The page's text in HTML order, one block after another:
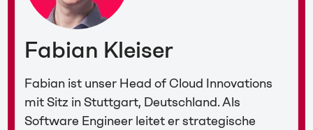
Fabian Kleiser
Fabian ist unser Head of Cloud Innovations
mit Sitz in Stuttgart, Deutschland. Als
Software Engineer leitet er strategische